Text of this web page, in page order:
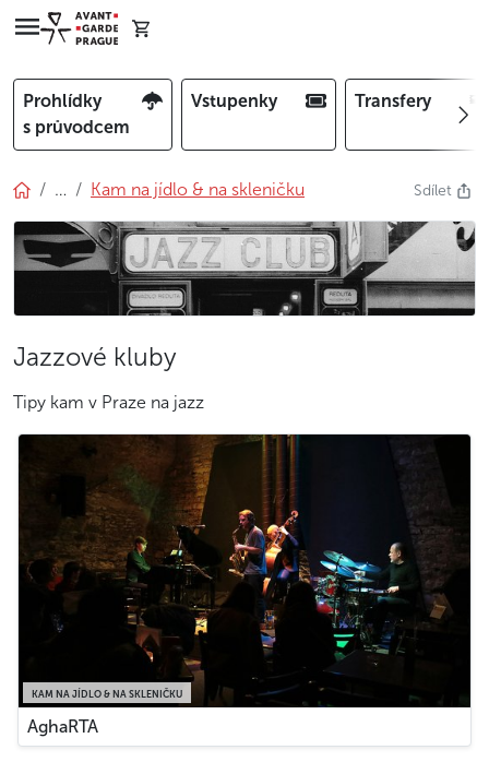
Prohlídky
s průvodcem
Vstupenky Transfery
… Kam na jídlo & na skleničku Sdílet
Jazzové kluby
Tipy kam v Praze na jazz
KAM NA JÍDLO & NA SKLENIČKU
AghaRTA